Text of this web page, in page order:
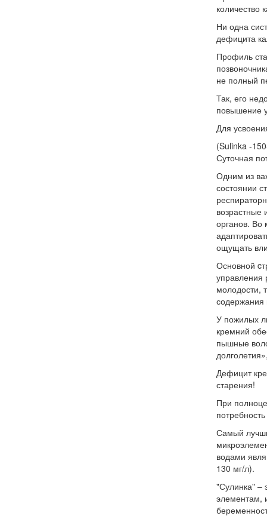
количество
Ни одна
дефицита
Профиль
не полный
Так, его
повышение
Для
(Sulinka -
Суточная
Одним из
состоянии
возрастные
органов. Во
ощущать
Основной
управления
молодости,
содержания
У пожилых
кремний
пышные
Дефицит
старения!
При
Самый
водами
130 мг/л).
"Сулинка"–
элементам,